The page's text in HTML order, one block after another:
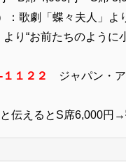
：歌劇「蝶々夫人」よ
り“お前たちのように
１２２
ジャパン・ア
伝えるとS席6,000円→